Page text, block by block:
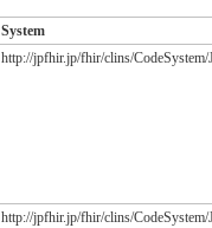
System
http://jpfhir.jp/fhir/clins/
http://jpfhir.jp/fhir/clins/